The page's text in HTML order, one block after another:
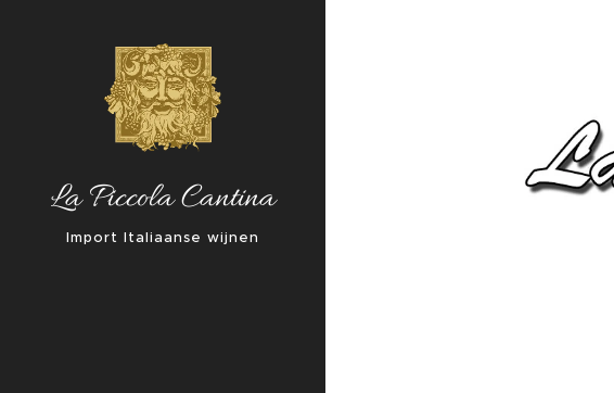
La Piccola Cantina
Import Italiaanse wijnen